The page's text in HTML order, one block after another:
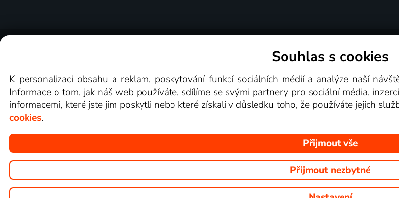
Videotéka
Copyright © goNET s.r.o. Na tomto webu jsou zobrazovány obrázky z pořadů TV
Souhlas s cookies
K personalizaci obsahu a reklam, poskytování funkcí sociálních médií a analýze naší
Informace o tom, jak náš web používáte, sdílíme se svými partnery pro sociální média,
informacemi, které jste jim poskytli nebo které získali v důsledku toho, že používáte jejich
cookies.
Přijmout vše
Přijmout nezbytné